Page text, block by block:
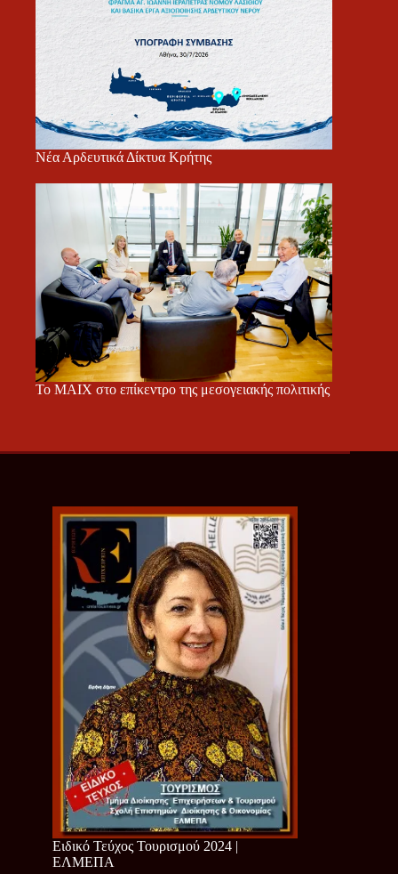
Νέα Αρδευτικά Δίκτυα Κρήτης
Το ΜΑΙΧ στο επίκεντρο της μεσογειακής πολιτικής
Ειδικό Τεύχος Τουρισμού 2024 |
ΕΛΜΕΠΑ